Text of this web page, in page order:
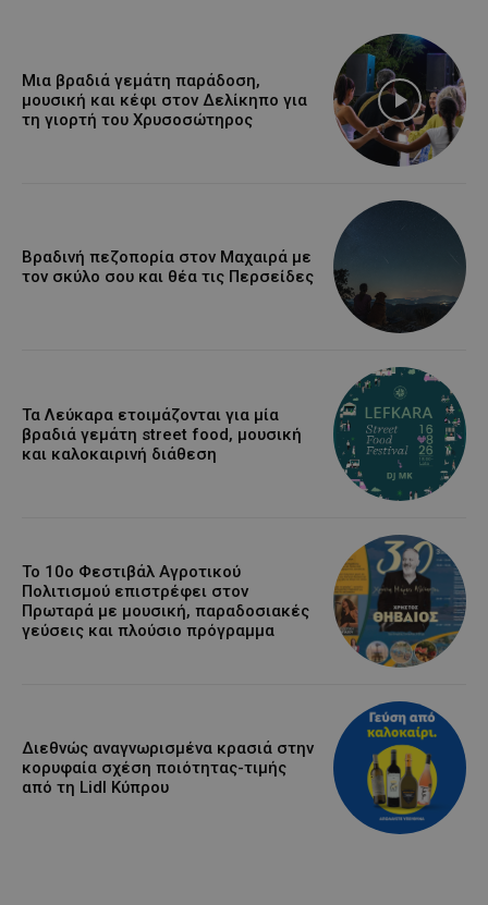
Μια βραδιά γεμάτη παράδοση,
μουσική και κέφι στον Δελίκηπο για
τη γιορτή του Χρυσοσώτηρος
Βραδινή πεζοπορία στον Μαχαιρά με
τον σκύλο σου και θέα τις Περσείδες
Τα Λεύκαρα ετοιμάζονται για μία
βραδιά γεμάτη street food, μουσική
και καλοκαιρινή διάθεση
Το 10ο Φεστιβάλ Αγροτικού
Πολιτισμού επιστρέφει στον
Πρωταρά με μουσική, παραδοσιακές
γεύσεις και πλούσιο πρόγραμμα
Διεθνώς αναγνωρισμένα κρασιά στην
κορυφαία σχέση ποιότητας-τιμής
από τη Lidl Κύπρου